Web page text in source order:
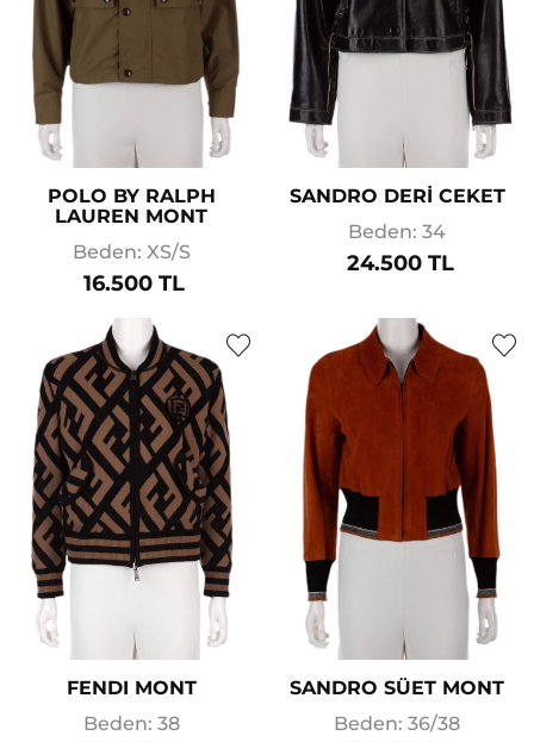
POLO BY RALPH
LAUREN MONT
Beden: XS/S
16.500 TL
SANDRO DERİ CEKET
Beden: 34
24.500 TL
FENDI MONT
Beden: 38
SANDRO SÜET MONT
Beden: 36/38